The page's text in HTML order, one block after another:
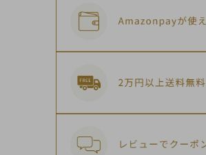
キーワード
カテゴリー